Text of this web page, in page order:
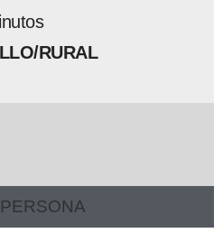
RURAL